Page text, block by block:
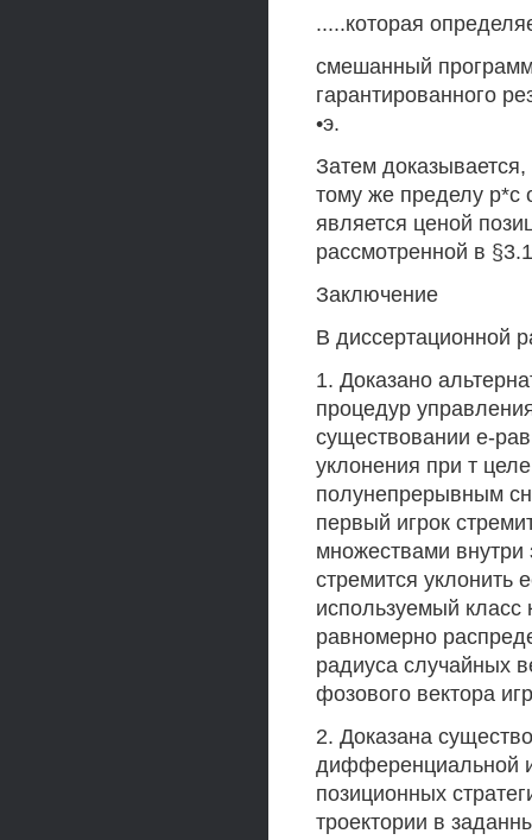
.....которая
смешанный
гарантированного
•э.
Затем
тому же пределу р*с
является ценой
рассмотренной в
Заключение
В диссертационной
1. Доказано
процедур
существовании е-
уклонения при т
полунепрерывным
первый игрок
множествами внутри
стремится уклонить
используемый класс
равномерно
радиуса случайных
фозового вектора
2. Доказана
дифференциальной
позиционных
троектории в